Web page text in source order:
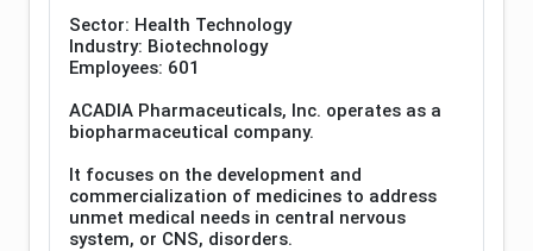
Sector: Health Technology
Industry: Biotechnology
Employees: 601
ACADIA Pharmaceuticals, Inc. operates as a
biopharmaceutical company.
It focuses on the development and
commercialization of medicines to address
unmet medical needs in central nervous
system, or CNS, disorders.